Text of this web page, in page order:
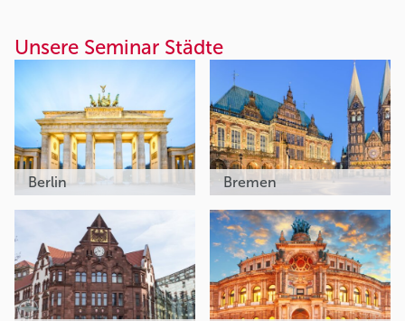
Unsere Seminar Städte
Berlin Bremen